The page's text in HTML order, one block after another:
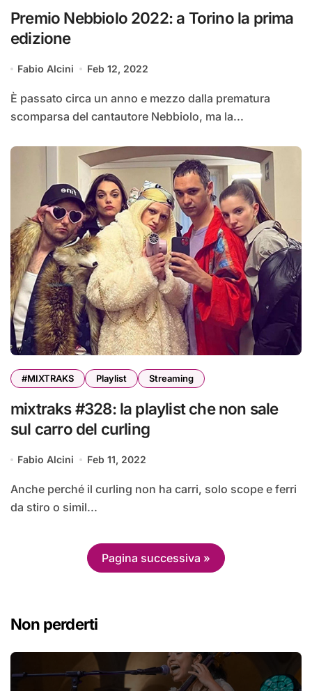
Premio Nebbiolo 2022: a Torino la prima
edizione
Fabio Alcini Feb 12, 2022
È passato circa un anno e mezzo dalla prematura
scomparsa del cantautore Nebbiolo, ma la...
#MIXTRAKS Playlist Streaming
mixtraks #328: la playlist che non sale
sul carro del curling
Fabio Alcini Feb 11, 2022
Anche perché il curling non ha carri, solo scope e ferri
da stiro o simil...
Pagina successiva »
Non perderti